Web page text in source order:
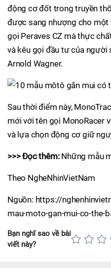
động cơ đốt trong truyền
được sang nhượng cho một
gọi Peraves CZ mà thực
và kêu gọi đầu tư của người
Arnold Wagner.
Sau thời điểm này,
mới với tên gọi MonoRacer
và lựa chọn động cơ giữ
>>> Đọc thêm:Những mẫu
Theo NgheNhinVietNam
Nguồn: https://
mau-moto-gan-mui-co-the-
Bạn nghĩ sao về bài
viết này?